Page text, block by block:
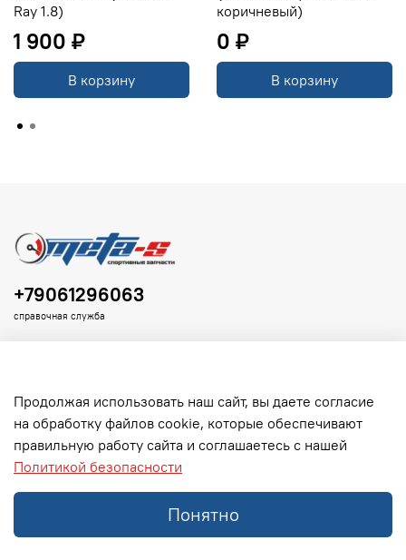
Ray 1.8)
1 900 ₽
В корзину
коричневый)
0 ₽
В корзину
Клиенту
Информация
+79061296063
справочная служба
Продолжая использовать наш сайт, вы даете согласие
на обработку файлов cookie, которые обеспечивают
правильную работу сайта и соглашаетесь с нашей
Политикой безопасности
Понятно